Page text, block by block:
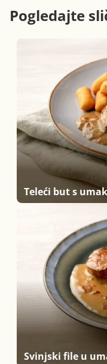
Pogledajte
Teleći but s
Svinjski file u